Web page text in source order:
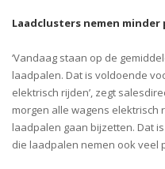
Laadclusters nemen minder
‘Vandaag staan op de
laadpalen. Dat is voldoende
elektrisch rijden’, zegt
morgen alle wagens elektrisch
laadpalen gaan bijzetten. Dat
die laadpalen nemen ook veel